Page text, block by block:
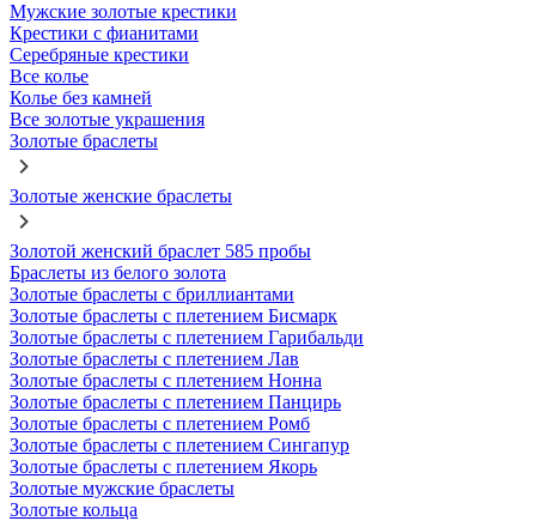
Мужские золотые крестики
Крестики с фианитами
Серебряные крестики
Все колье
Колье без камней
Все золотые украшения
Золотые браслеты
Золотые женские браслеты
Золотой женский браслет 585 пробы
Браслеты из белого золота
Золотые браслеты с бриллиантами
Золотые браслеты с плетением Бисмарк
Золотые браслеты с плетением Гарибальди
Золотые браслеты с плетением Лав
Золотые браслеты с плетением Нонна
Золотые браслеты с плетением Панцирь
Золотые браслеты с плетением Ромб
Золотые браслеты с плетением Сингапур
Золотые браслеты с плетением Якорь
Золотые мужские браслеты
Золотые кольца